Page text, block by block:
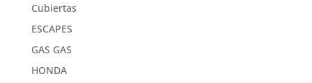
Cubiertas
ESCAPES
GAS GAS
HONDA